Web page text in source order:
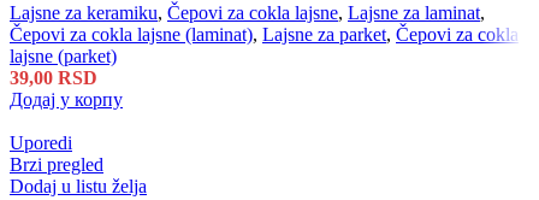
Lajsne za keramiku, Čepovi za cokla lajsne, Lajsne za laminat,
Čepovi za cokla lajsne (laminat), Lajsne za parket, Čepovi za cokla
lajsne (parket)
39,00 RSD
Додај у корпу
Uporedi
Brzi pregled
Dodaj u listu želja